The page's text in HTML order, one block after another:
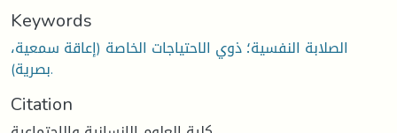
Keywords
الصلابة النفسية؛ ذوي الاحتياجات الخاصة (إعاقة سمعية،
بصرية).
Citation